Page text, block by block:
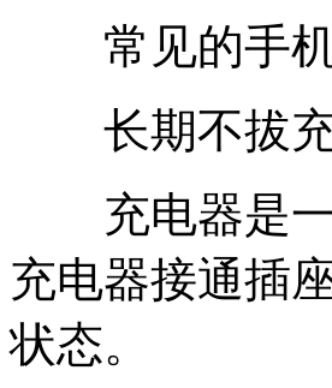
常见的手机
长期不拔充
充电器是一
充电器接通插
状态。